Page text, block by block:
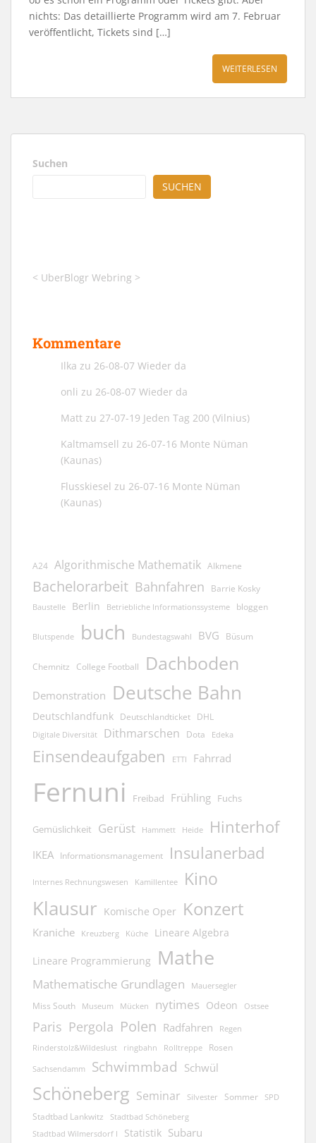
nichts: Das detaillierte Programm wird am 7. Februar
veröffentlicht, Tickets sind […]
WEITERLESEN
Suchen
SUCHEN
< UberBlogr Webring >
Kommentare
Ilka zu 26-08-07 Wieder da
onli zu 26-08-07 Wieder da
Matt zu 27-07-19 Jeden Tag 200 (Vilnius)
Kaltmamsell zu 26-07-16 Monte Nüman
(Kaunas)
Flusskiesel zu 26-07-16 Monte Nüman
(Kaunas)
A24 Algorithmische Mathematik Alkmene
Bachelorarbeit Bahnfahren Barrie Kosky
Baustelle Berlin Betriebliche Informationssysteme bloggen
Blutspende buch Bundestagswahl BVG Büsum
Chemnitz College Football Dachboden
Demonstration Deutsche Bahn
Deutschlandfunk Deutschlandticket DHL
Digitale Diversität Dithmarschen Dota Edeka
Einsendeaufgaben ETTI Fahrrad
Fernuni Freibad Frühling Fuchs
Gemüslichkeit Gerüst Hammett Heide Hinterhof
IKEA Informationsmanagement Insulanerbad
Internes Rechnungswesen Kamillentee Kino
Klausur Komische Oper Konzert
Kraniche Kreuzberg Küche Lineare Algebra
Lineare Programmierung Mathe
Mathematische Grundlagen Mauersegler
Miss South Museum Mücken nytimes Odeon Ostsee
Paris Pergola Polen Radfahren Regen
Rinderstolz&Wildeslust ringbahn Rolltreppe Rosen
Sachsendamm Schwimmbad Schwül
Schöneberg Seminar Silvester Sommer SPD
Stadtbad Lankwitz Stadtbad Schöneberg
Stadtbad Wilmersdorf I Statistik Subaru